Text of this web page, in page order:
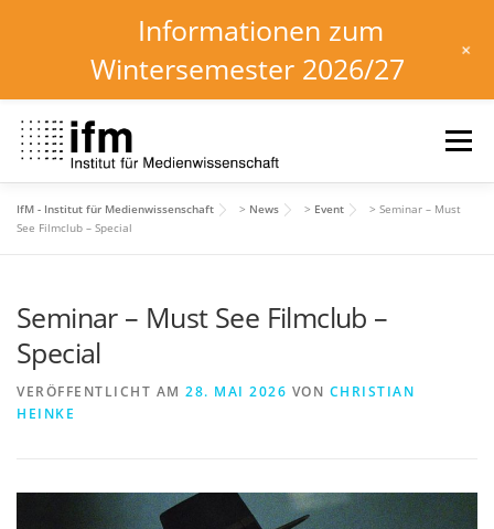
Inhalt
springen
Menü
HOME NEWS
INSTITUT FORSCHUNG DOWNLOADS
IfM - Institut für Medienwissenschaft > News > Event > Seminar – Must
See Filmclub – Special
Seminar – Must See Filmclub –
Special
VERÖFFENTLICHT AM 28. MAI 2026 VON CHRISTIAN
HEINKE
Informationen zum
Wintersemester 2026/27
+